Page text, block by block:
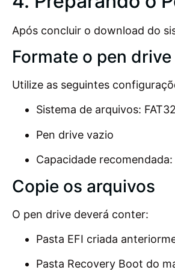
Após concluir o download do
Formate o pen drive
Utilize as seguintes
Sistema de arquivos: FAT32
Pen drive vazio
Capacidade
Copie os arquivos
O pen drive deverá conter:
Pasta EFI criada
Pasta Recovery Boot do